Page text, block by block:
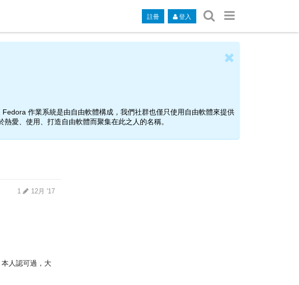
註冊 登入
作業系統是由自由軟體構成，我們社群也僅只使用自由軟體來提供
愛、使用、打造自由軟體而聚集在此之人的名稱。
12月 '17
1
人認可過，大